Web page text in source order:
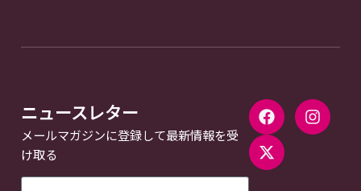
ニュースレター
メールマガジンに登録して最新情報を受
け取る